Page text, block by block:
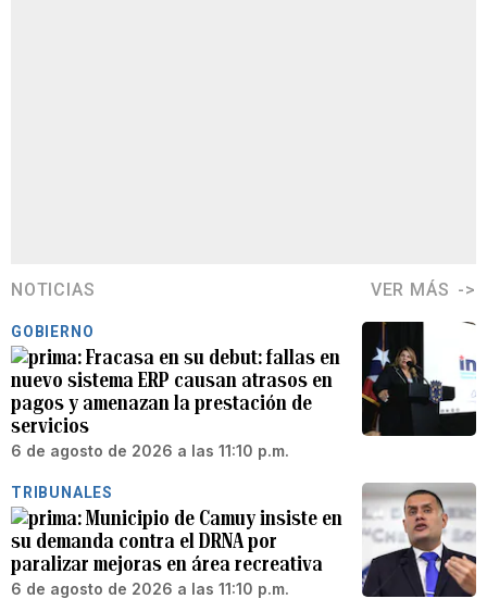
NOTICIAS VER MÁS
GOBIERNO
Fracasa en su debut: fallas en
nuevo sistema ERP causan atrasos en
pagos y amenazan la prestación de
servicios
6 de agosto de 2026 a las 11:10 p.m.
TRIBUNALES
Municipio de Camuy insiste en
su demanda contra el DRNA por
paralizar mejoras en área recreativa
6 de agosto de 2026 a las 11:10 p.m.